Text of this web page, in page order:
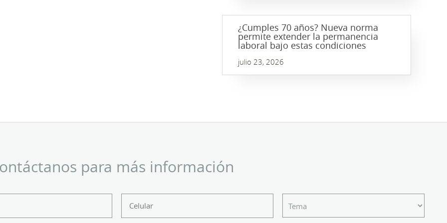
¿Cumples 70 años? Nueva norma
permite extender la permanencia
laboral bajo estas condiciones
julio 23, 2026
para más información